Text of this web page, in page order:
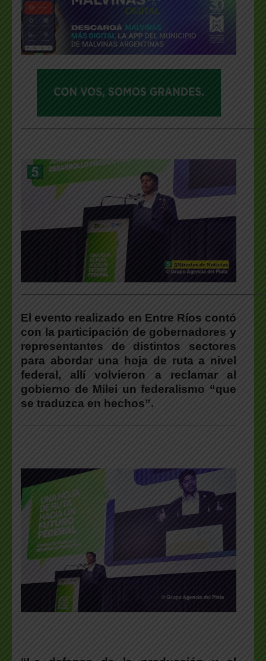
El evento realizado en Entre Ríos contó
con la participación de gobernadores y
representantes de distintos sectores
para abordar una hoja de ruta a nivel
federal, allí volvieron a reclamar al
gobierno de Milei un federalismo “que
se traduzca en hechos”.